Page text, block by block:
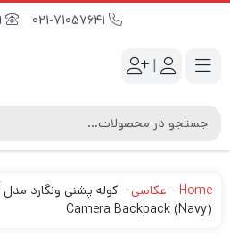
09364165449
|
Home
- عکاسی -
Camera Backpack (Navy)